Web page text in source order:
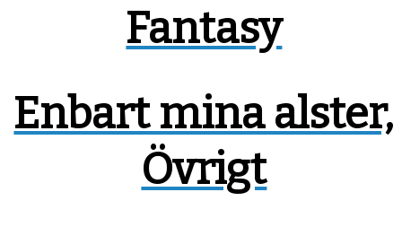
Fantasy
Enbart mina alster,
Övrigt